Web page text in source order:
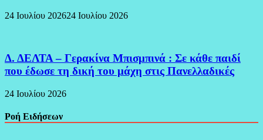
24 Ιουλίου 202624 Ιουλίου 2026
Δ. ΔΕΛΤΑ – Γερακίνα Μπισμπινά : Σε κάθε παιδί
που έδωσε τη δική του μάχη στις Πανελλαδικές
24 Ιουλίου 2026
Ροή Ειδήσεων